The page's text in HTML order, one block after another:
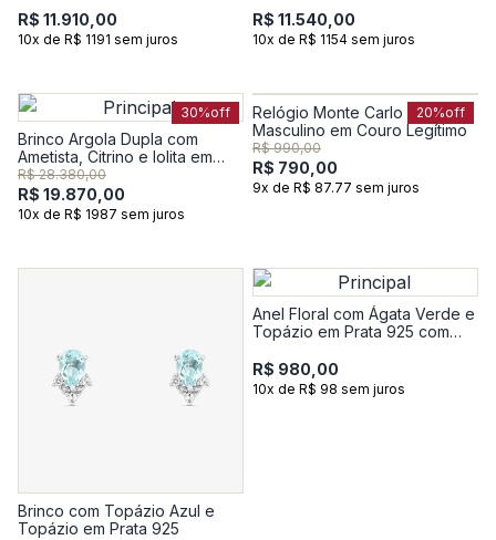
R$ 11.910,00
10x de R$ 1191 sem juros
R$ 11.540,00
10x de R$ 1154 sem juros
30%off
Brinco Argola Dupla com
Ametista, Citrino e Iolita em
Ouro Amarelo 18k
R$ 28.380,00
R$ 19.870,00
10x de R$ 1987 sem juros
20%off
Relógio Monte Carlo
Masculino em Couro Legítimo
R$ 990,00
R$ 790,00
9x de R$ 87.77 sem juros
Brinco com Topázio Azul e
Topázio em Prata 925
Anel Floral com Ágata Verde e
Topázio em Prata 925 com
R$ 980,00
10x de R$ 98 sem juros